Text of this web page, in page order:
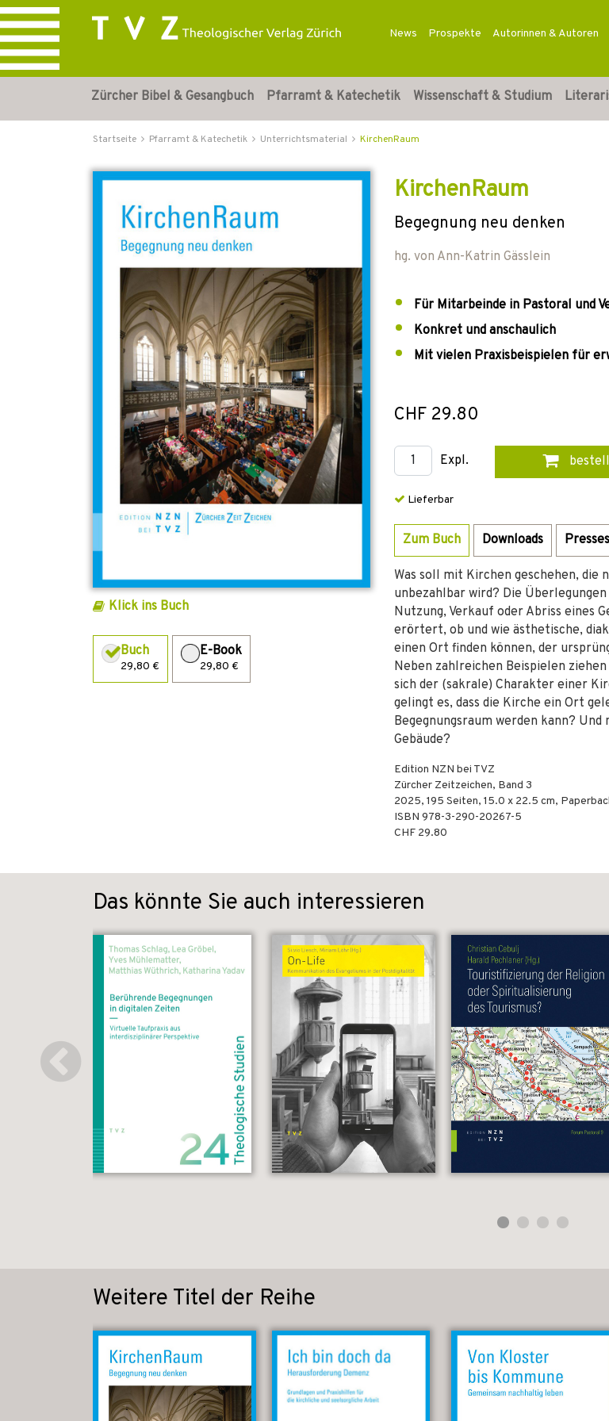
News Prospekte Autorinnen & Autoren
Zürcher Bibel & Gesangbuch Pfarramt & Katechetik Wissenschaft & Studium
Startseite Pfarramt & Katechetik Unterrichtsmaterial KirchenRaum
Klick ins Buch
Buch
29,80 €
E-Book
29,80 €
KirchenRaum
Begegnung neu denken
hg. von Ann-Katrin Gässlein
Für Mitarbeinde in Pastoral und
Konkret und anschaulich
Mit vielen Praxisbeispielen für
CHF 29.80
Expl.
Lieferbar
Zum Buch Downloads
Was soll mit Kirchen geschehen,
unbezahlbar wird? Die
Nutzung, Verkauf oder Abriss eines
erörtert, ob und wie ästhetische,
einen Ort finden können, der
Neben zahlreichen Beispielen
sich der (sakrale) Charakter einer
gelingt es, dass die Kirche ein Ort
Begegnungsraum werden kann?
Gebäude?
Edition NZN bei TVZ
Zürcher Zeitzeichen, Band 3
2025, 195 Seiten, 15.0 x 22.5 cm,
ISBN 978-3-290-20267-5
CHF 29.80
Das könnte Sie auch interessieren
Weitere Titel der Reihe